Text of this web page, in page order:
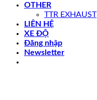
OTHER
TTR EXHAUST
LIÊN HỆ
XE ĐỘ
Đăng nhập
Newsletter